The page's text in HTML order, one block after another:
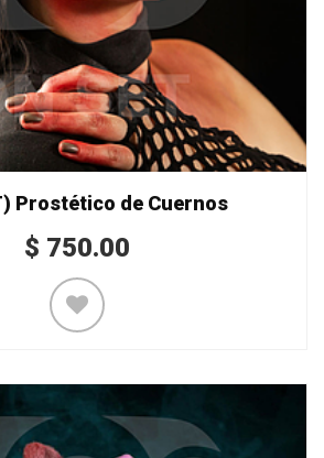
Prostético de Cuernos
$ 750.00